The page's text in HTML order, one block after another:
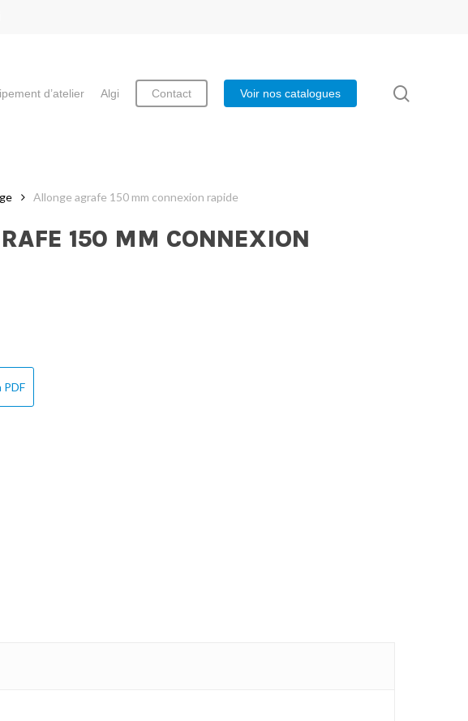
d’atelier Algi Contact Voir nos catalogues
Allonge agrafe 150 mm connexion rapide
150 MM CONNEXION
PDF